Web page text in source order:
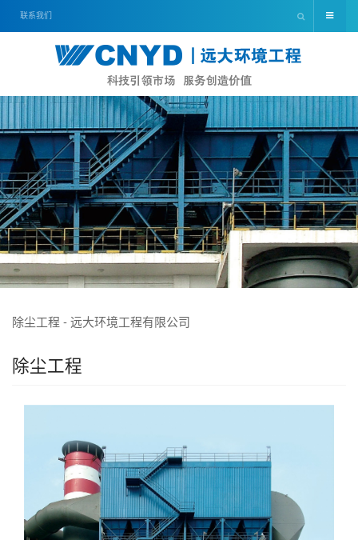
联系我们
除尘工程 - 远大环境工程有限公司
除尘工程